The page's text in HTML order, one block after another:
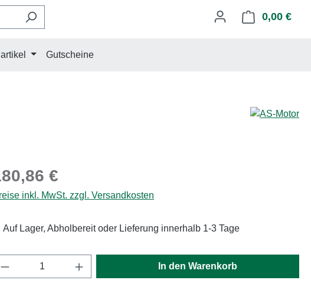
0,00 €
Gutscheine
Preis:
€
inkl. MwSt. zzgl. Versandkosten
Auf Lager, Abholbereit oder Lieferung innerhalb 1-3 Tage
Produkt Anzahl: Gib den gewünschten Wert ein
In den Warenkorb